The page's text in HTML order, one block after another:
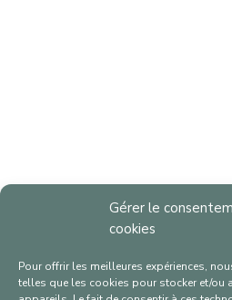
Gérer le
cookies
Pour offrir les meilleures expériences,
telles que les cookies pour stocker et/ou